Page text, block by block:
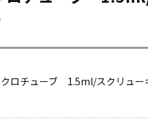
クロチューブ 1.5ml/スクリュー